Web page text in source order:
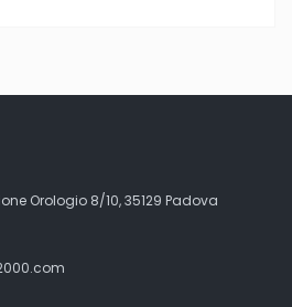
Orologio 8/10, 35129 Padova